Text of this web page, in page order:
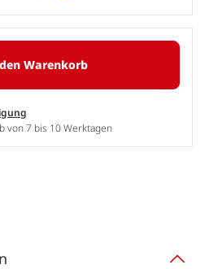
Warenkorb
von 7 bis 10 Werktagen